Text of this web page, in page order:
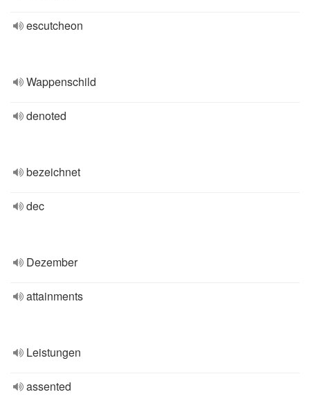
escutcheon
Wappenschild
denoted
bezeichnet
dec
Dezember
attainments
Leistungen
assented